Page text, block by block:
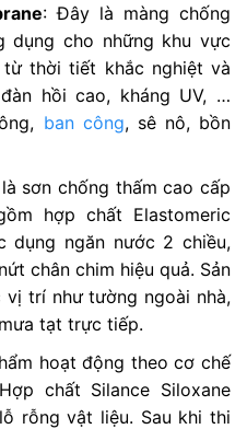
: Đây là màng chống
dụng cho những khu vực
thời tiết khắc nghiệt và
hồi cao, kháng UV, …
ban công, sê nô, bồn
sơn chống thấm cao cấp
hợp chất Elastomeric
dụng ngăn nước 2 chiều,
chân chim hiệu quả. Sản
vị trí như tường ngoài nhà,
tạt trực tiếp.
hoạt động theo cơ chế
chất Silance Siloxane
rỗng vật liệu. Sau khi thi